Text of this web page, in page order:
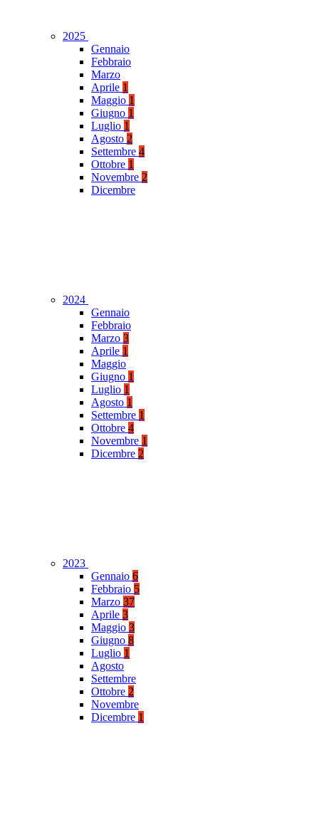
2025
Gennaio
Febbraio
Marzo
Aprile 1
Maggio 1
Giugno 1
Luglio 1
Agosto 2
Settembre 4
Ottobre 1
Novembre 2
Dicembre
2024
Gennaio
Febbraio
Marzo 3
Aprile 1
Maggio
Giugno 1
Luglio 1
Agosto 1
Settembre 1
Ottobre 4
Novembre 1
Dicembre 2
2023
Gennaio 6
Febbraio 5
Marzo 37
Aprile 3
Maggio 3
Giugno 8
Luglio 1
Agosto
Settembre
Ottobre 2
Novembre
Dicembre 1